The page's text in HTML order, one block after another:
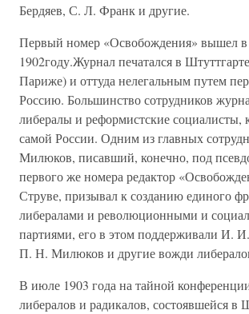
Бердяев, С. Л. Франк и другие.
Первый номер «Освобождения» вышел в
1902году.Журнал печатался в
Париже) и оттуда нелегальным путем
Россию. Большинство сотрудников
либералы и реформистские социалисты,
самой России. Одним из главных
Милюков, писавший, конечно, под
первого же номера редактор
Струве, призывал к созданию единого
либералами и революционными и
партиями, его в этом поддерживали И.
П. Н. Милюков и другие вожди
В июле 1903 года на тайной
либералов и радикалов, состоявшейся в